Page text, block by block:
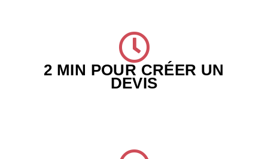
2 MIN POUR CRÉER UN
DEVIS